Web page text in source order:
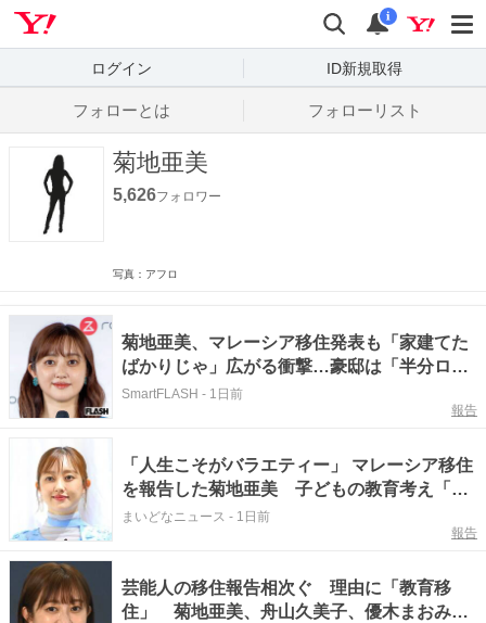
検索
通知
i
ログイン ID新規取得
フォローとは フォローリスト
菊地亜美
5,626フォロワー
写真：アフロ
菊地亜美、マレーシア移住発表も「家建てた
ばかりじゃ」広がる衝撃…豪邸は「半分ロー
ン」「700万円オーバー」赤裸々事情公開も
SmartFLASH - 1日前
報告
「人生こそがバラエティー」 マレーシア移住
を報告した菊地亜美 子どもの教育考え「小
学校へ入学するこのタイミングで挑戦」
まいどなニュース - 1日前
報告
芸能人の移住報告相次ぐ 理由に「教育移
住」 菊地亜美、舟山久美子、優木まおみら